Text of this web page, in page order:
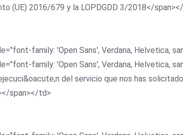
(UE) 2016/679 y la LOPDGDD 3/2018</
family: 'Open Sans', Verdana, Helvetica,
family: 'Open Sans', Verdana, Helvetica,
del servicio que nos has
span></td>